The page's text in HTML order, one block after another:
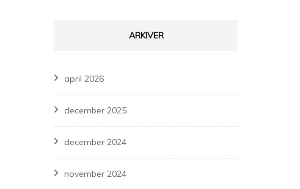
ARKIVER
april 2026
december 2025
december 2024
november 2024